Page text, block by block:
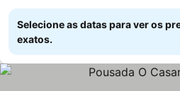
Selecione as datas para ver os
exatos.